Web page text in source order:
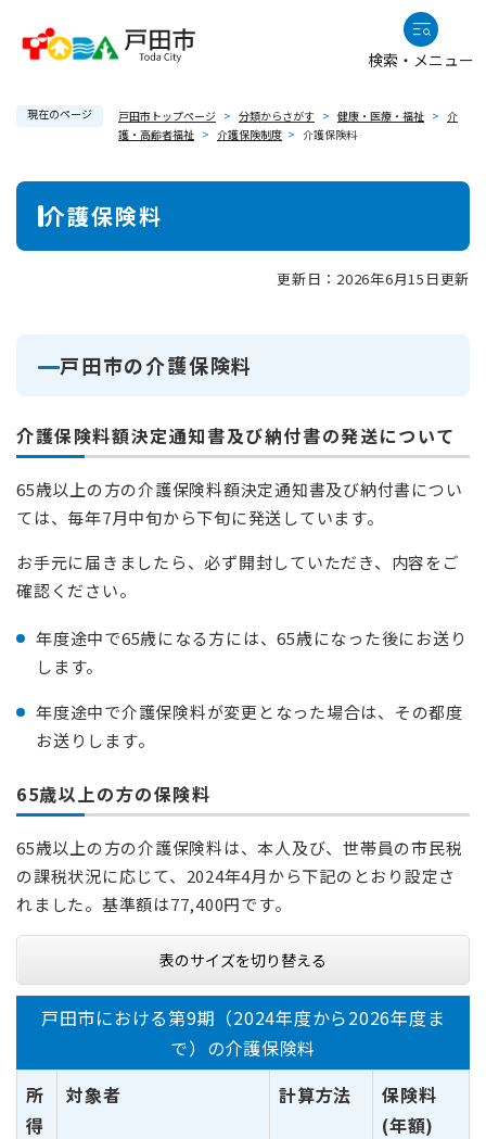
検索・メニュー
現在のページ 戸田市トップページ > 分類からさがす > 健康・医療・福祉 > 介
護・高齢者福祉 > 介護保険制度 > 介護保険料
本
介護保険料
更新日：2026年6月15日更新
戸田市の介護保険料
介護保険料額決定通知書及び納付書の発送について
65歳以上の方の介護保険料額決定通知書及び納付書につい
ては、毎年7月中旬から下旬に発送しています。
お手元に届きましたら、必ず開封していただき、内容をご
確認ください。
年度途中で65歳になる方には、65歳になった後にお送り
します。
年度途中で介護保険料が変更となった場合は、その都度
お送りします。
65歳以上の方の保険料
65歳以上の方の介護保険料は、本人及び、世帯員の市民税
の課税状況に応じて、2024年4月から下記のとおり設定さ
れました。基準額は77,400円です。
表のサイズを切り替える
戸田市における第9期（2024年度から2026年度ま
で）の介護保険料
所
得
対象者 計算方法
保険料
(年額)